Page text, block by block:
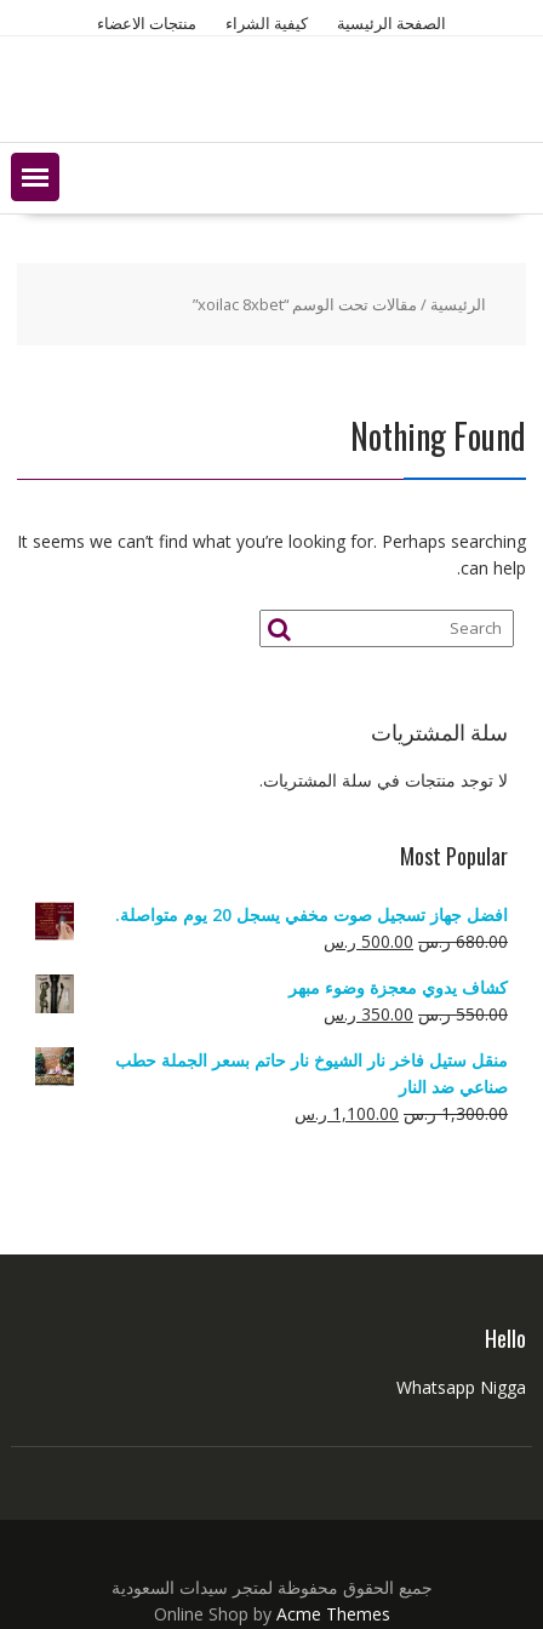
الصفحة الرئيسية كيفية الشراء منتجات الاعضاء
الرئيسية / مقالات تحت الوسم “xoilac 8xbet”
Nothing Found
It seems we can’t find what you’re looking for. Perhaps searching
can help.
سلة المشتريات
لا توجد منتجات في سلة المشتريات.
Most Popular
افضل جهاز تسجيل صوت مخفي يسجل 20 يوم متواصلة.
680.00 ر.س السعر
هو:
680.00 ر.س.
500.00 ر.سالسعر
هو:
500.00 ر.س.
كشاف يدوي معجزة وضوء مبهر
550.00 ر.س السعر
هو:
550.00 ر.س.
350.00 ر.سالسعر
هو:
منقل ستيل فاخر نار الشيوخ نار حاتم بسعر الجملة حطب
صناعي ضد النار
1,300.00 ر.س السعر
1,100.00 ر.سالسعر
Hello
Whatsapp Nigga
جميع الحقوق محفوظة لمتجر سيدات السعودية
Online Shop by Acme Themes